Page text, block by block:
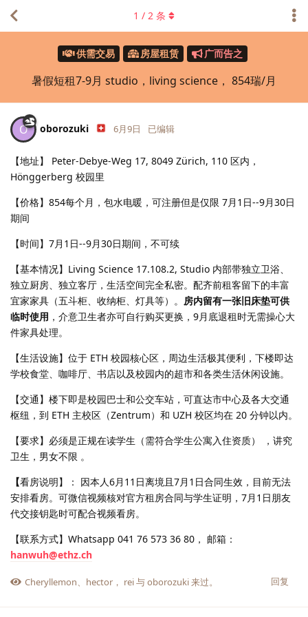
供需交易 房屋租赁 广而告之
暑假短租7-9月 studio，living science， 854瑞/月
1 / 2 条
O oborozuki 6月9日 已编辑
【地址】 Peter-Debye-Weg 17, 8049 Zürich, 110 区内，
Hönggerberg 校园里
【价格】854每个月，包水电暖，可注册但是仅限 7月1日--9月30日
期间
【时间】7月1日--9月30日期间，不可续
【基本情况】Living Science 17.108.2, Studio 内部带独立卫浴、
独立厨房、独立客厅，生活空间完全私密。配齐前租客留下的丰富
宜家家具（五斗柜、收纳柜、灯具等）。
房内留有一张旧床垫可供
临时使用 ，介意卫生者亦可自行购买更换，9月底退租时无需操心大
件家具处理。
【生活设施】位于 ETH 校园核心区，周边生活极其便利，下楼即达
学校食堂、咖啡厅、书店以及校园内的超市和各类生活休闲设施。
【交通】楼下即是校园巴士和公交车站，可直达市中心及各大交通
枢纽，到 ETH 主校区（Zentrum）和 UZH 校区均在 20 分钟以内。
【要求】必须是正规在读学生（需符合学生公寓入住资质） ，讲究
卫生，男女不限 。
【看房说明】： 因本人6月11日离境且7月1日合同生效，目前无法
安排看房。可微信视频核对官方租房合同与学生证明，7月1日朋友
代交接钥匙时可配合视频看房。
【联系方式】Whatsapp 041 76 573 36 80， 邮箱：
hanwuh@ethz.ch
回复
Cheryllemon、 hector ， rei与oborozuki来过。